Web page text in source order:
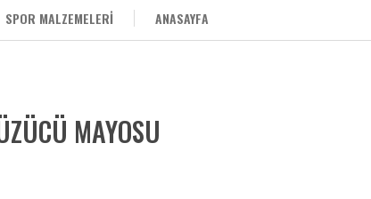
SPOR MALZEMELERİ ANASAYFA
MAYOSU